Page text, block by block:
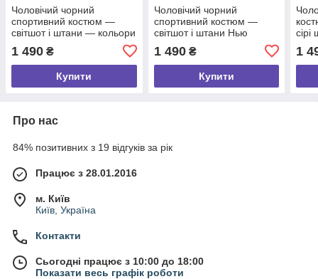
Чоловічий чорний
спортивний костюм —
світшот і штани — кольори
1 490 ₴
Купити
Чоловічий чорний
спортивний костюм —
світшот і штани Нью
Весна-осінь
1 490₴
Купити
1
Про нас
84% позитивних з 19 відгуків за рік
Працює з 28.01.2016
м. Київ
Київ, Україна
Контакти
Сьогодні працює з 10:00 до 18:00
Показати весь графік роботи